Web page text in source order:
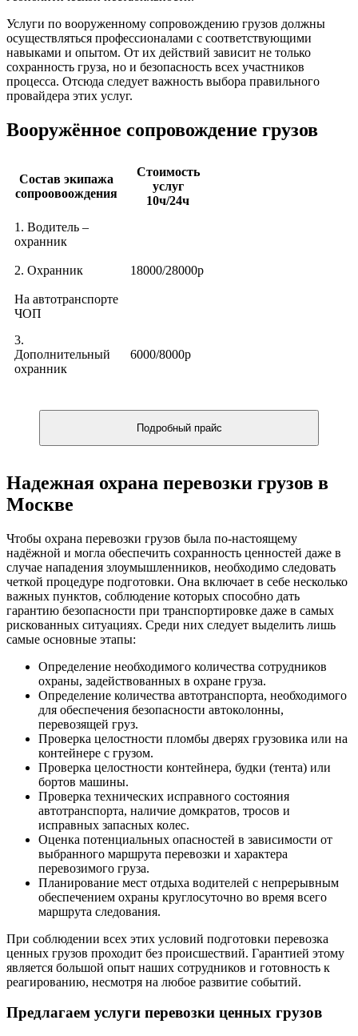
Услуги по вооруженному сопровождению грузов должны
осуществляться профессионалами с соответствующими
навыками и опытом. От их действий зависит не только
сохранность груза, но и безопасность всех участников
процесса. Отсюда следует важность выбора правильного
провайдера этих услуг.
Вооружённое сопровождение грузов
Состав экипажа
сопроовоождения
Стоимость
услуг
10ч/24ч
1. Водитель –
охранник
2. Охранник
На автотранспорте
ЧОП
18000/28000р
3.
Дополнительный
охранник
6000/8000р
Подробный прайс
Надежная охрана перевозки грузов в
Москве
Чтобы охрана перевозки грузов была по-настоящему
надёжной и могла обеспечить сохранность ценностей даже в
случае нападения злоумышленников, необходимо следовать
четкой процедуре подготовки. Она включает в себе несколько
важных пунктов, соблюдение которых способно дать
гарантию безопасности при транспортировке даже в самых
рискованных ситуациях. Среди них следует выделить лишь
самые основные этапы:
Определение необходимого количества сотрудников
охраны, задействованных в охране груза.
Определение количества автотранспорта, необходимого
для обеспечения безопасности автоколонны,
перевозящей груз.
Проверка целостности пломбы дверях грузовика или на
контейнере с грузом.
Проверка целостности контейнера, будки (тента) или
бортов машины.
Проверка технических исправного состояния
автотранспорта, наличие домкратов, тросов и
исправных запасных колес.
Оценка потенциальных опасностей в зависимости от
выбранного маршрута перевозки и характера
перевозимого груза.
Планирование мест отдыха водителей с непрерывным
обеспечением охраны круглосуточно во время всего
маршрута следования.
При соблюдении всех этих условий подготовки перевозка
ценных грузов проходит без происшествий. Гарантией этому
является большой опыт наших сотрудников и готовность к
реагированию, несмотря на любое развитие событий.
Предлагаем услуги перевозки ценных грузов